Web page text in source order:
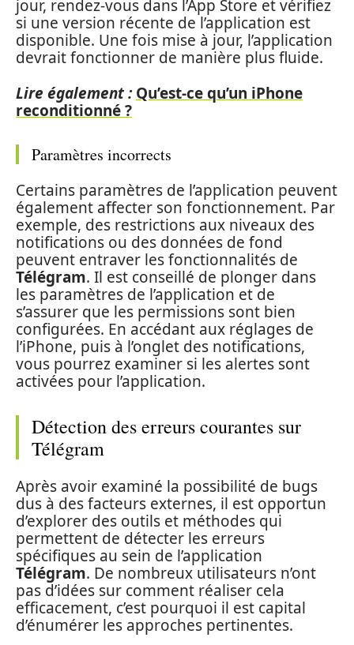
jour, rendez-vous dans l’App Store et vérifiez
si une version récente de l’application est
disponible. Une fois mise à jour, l’application
devrait fonctionner de manière plus fluide.
Lire également : Qu’est-ce qu’un iPhone
reconditionné ?
Paramètres incorrects
Certains paramètres de l’application peuvent
également affecter son fonctionnement. Par
exemple, des restrictions aux niveaux des
notifications ou des données de fond
peuvent entraver les fonctionnalités de
Télégram. Il est conseillé de plonger dans
les paramètres de l’application et de
s’assurer que les permissions sont bien
configurées. En accédant aux réglages de
l’iPhone, puis à l’onglet des notifications,
vous pourrez examiner si les alertes sont
activées pour l’application.
Détection des erreurs courantes sur
Télégram
Après avoir examiné la possibilité de bugs
dus à des facteurs externes, il est opportun
d’explorer des outils et méthodes qui
permettent de détecter les erreurs
spécifiques au sein de l’application
Télégram. De nombreux utilisateurs n’ont
pas d’idées sur comment réaliser cela
efficacement, c’est pourquoi il est capital
d’énumérer les approches pertinentes.